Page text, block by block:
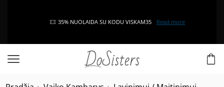
35% NUOLAIDA SU KODU VISKAM35 Read more